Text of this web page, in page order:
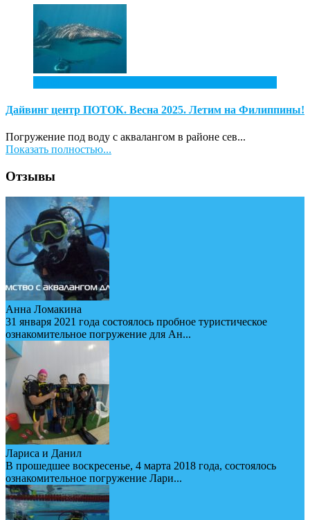
Дайвинг центр ПОТОК. Весна 2025. Летим на Филиппины!
Погружение под воду с аквалангом в районе сев...
Показать полностью...
Отзывы
Анна Ломакина
31 января 2021 года состоялось пробное туристическое
ознакомительное погружение для Ан...
Лариса и Данил
В прошедшее воскресенье, 4 марта 2018 года, состоялось
ознакомительное погружение Лари...